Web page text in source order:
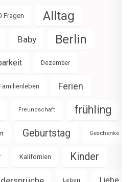
Fragen Alltag
Baby Berlin
Dezember
Ferien
Freundschaft frühling
Geburtstag Geschenke
Kalifornien Kinder
Leben Liebe